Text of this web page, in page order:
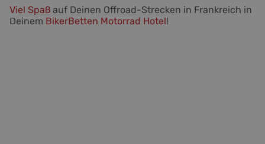
Viel Spaß auf Deinen Offroad-Strecken in Frankreich in
Deinem BikerBetten Motorrad Hotel!